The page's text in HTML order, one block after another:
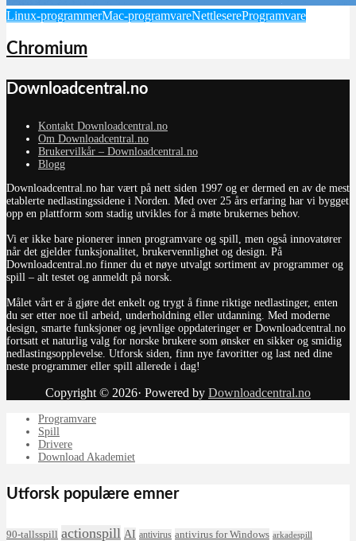
Linux-programmerMac-programvareNettlesereProgramvare
Chromium
Downloadcentral.no
Kontakt Downloadcentral.no
Om Downloadcentral.no
Brukervilkår – Downloadcentral.no
Blogg
Downloadcentral.no har vært på nett siden 1997 og er dermed en av de mest
etablerte nedlastingssidene i Norden. Med over 25 års erfaring har vi bygget
opp en plattform som stadig utvikles for å møte brukernes behov.
Vi er ikke bare pionerer innen programvare og spill, men også innovatører
når det gjelder funksjonalitet, brukervennlighet og design. På
Downloadcentral.no finner du et nøye utvalgt sortiment av programmer og
spill – alt testet og anmeldt på norsk.
Målet vårt er å gjøre det enkelt og trygt å finne riktige nedlastinger, enten
du ser etter noe til arbeid, underholdning eller utdanning. Med moderne
design, smarte funksjoner og jevnlige oppdateringer er Downloadcentral.no
fortsatt et naturlig valg for norske brukere som ønsker en sikker og smidig
nedlastingsopplevelse. Utforsk siden, finn nye favoritter og last ned dine
neste programmer eller spill allerede i dag!
Copyright © 2026· Powered by Downloadcentral.no
Programvare
Spill
Drivere
Download Akademiet
Utforsk populære emner
90-tallsspill actionspill AI antivirus antivirus for Windows arkadespill